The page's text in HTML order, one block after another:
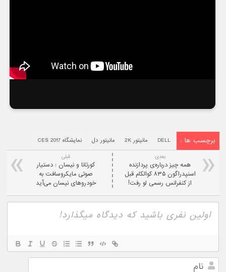
برچسب ها : DELL مانیتور 2K مانیتور دل نمایشگاه CES 2017
قبلی
کورتانا و نیسان : دستیار
صوتی مایکروسافت به
خودروهای نیسان می‌آید
بعدی:
همه چیز درباره‌ی پردازنده
اسنپدراگون ۸۳۵ کوالکام قبل
از کنفرانس رسمی لو رفت!
نام